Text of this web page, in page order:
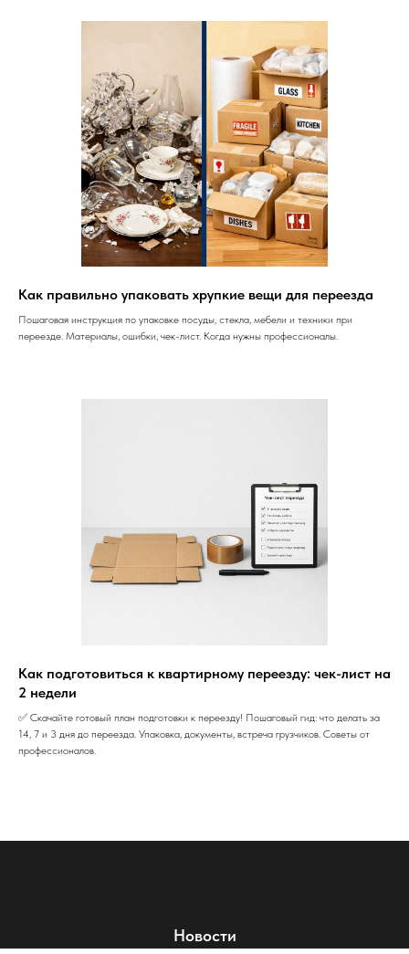
Как правильно упаковать хрупкие вещи для переезда
Пошаговая инструкция по упаковке посуды, стекла, мебели и техники при
переезде. Материалы, ошибки, чек-лист. Когда нужны профессионалы.
Как подготовиться к квартирному переезду: чек-лист на
2 недели
✅ Скачайте готовый план подготовки к переезду! Пошаговый гид: что делать за
14, 7 и 3 дня до переезда. Упаковка, документы, встреча грузчиков. Советы от
профессионалов.
Новости